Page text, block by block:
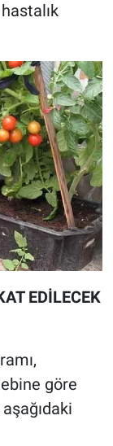
EDİLECEK
göre